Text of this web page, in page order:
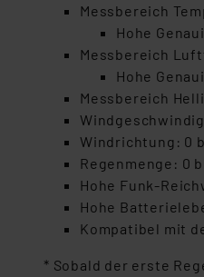
Messbereich
Hohe
Messbereich
Hohe
Messbereich
Windrichtung: 0
Regenmenge: 0
Hohe Funk-
Hohe
Kompatibel mit
* Sobald der erste